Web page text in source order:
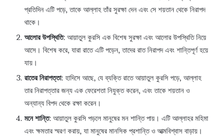
প্রতিদিন এটি পড়ে, তাকে আল্লাহ তাঁর সুরক্ষা দেন এবং সে শয়তান থেকে নিরাপদ
থাকে।
আলোর উপস্থিতি: আয়াতুল কুরসি এক বিশেষ সুরক্ষা এবং আলোর উপস্থিতি নিয়ে
আসে। বিশেষ করে, যারা রাতে এটি পড়েন, তাদের রাত নিরাপদ এবং শান্তিপূর্ণ হয়ে
যায়।
রাতের নিরাপত্তা: হাদিসে আছে, যে ব্যক্তি রাতে আয়াতুল কুরসি পড়ে, আল্লাহ
তার নিরাপত্তার জন্য এক ফেরেশতা নিযুক্ত করেন, এবং তাকে শয়তান ও
অন্যান্য বিপদ থেকে রক্ষা করেন।
মনে শান্তি: আয়াতুল কুরসি পড়লে মানুষের মন শান্তি পায়। এটি আল্লাহর মহিমা
এবং ক্ষমতার স্মরণ করায়, যা মানুষের মানসিক প্রশান্তি ও আত্মবিশ্বাস বাড়ায়।